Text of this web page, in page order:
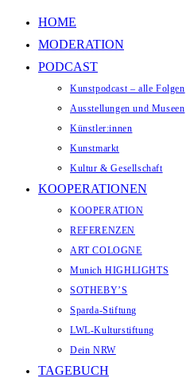
Zum Inhalt springen
HOME
MODERATION
PODCAST
Kunstpodcast – alle Folgen
Ausstellungen und Museen
Künstler:innen
Kunstmarkt
Kultur & Gesellschaft
KOOPERATIONEN
KOOPERATION
REFERENZEN
ART COLOGNE
Munich HIGHLIGHTS
SOTHEBY’S
Sparda-Stiftung
LWL-Kulturstiftung
Dein NRW
TAGEBUCH